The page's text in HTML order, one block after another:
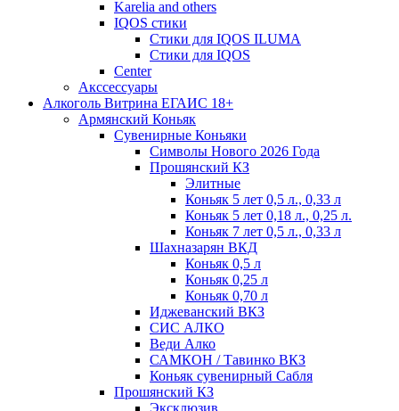
Karelia and others
IQOS стики
Стики для IQOS ILUMA
Стики для IQOS
Сenter
Акссессуары
Алкоголь Витрина ЕГАИС 18+
Армянский Коньяк
Сувенирные Коньяки
Символы Нового 2026 Года
Прошянский КЗ
Элитные
Коньяк 5 лет 0,5 л., 0,33 л
Коньяк 5 лет 0,18 л., 0,25 л.
Коньяк 7 лет 0,5 л., 0,33 л
Шахназарян ВКД
Коньяк 0,5 л
Коньяк 0,25 л
Коньяк 0,70 л
Иджеванский ВКЗ
СИС АЛКО
Веди Алко
САМКОН / Тавинко ВКЗ
Коньяк сувенирный Сабля
Прошянский КЗ
Эксклюзив